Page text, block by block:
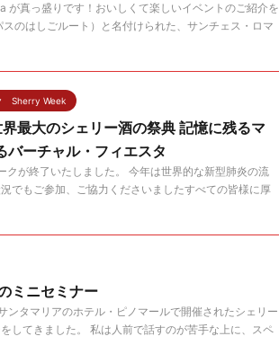
真っ盛りです！おいしくて楽しいイベントのご紹介を
のはしごルート）と名付けられた、サンチェス・ロマ
Sherry Week
最大のシェリー酒の祭典 記憶に残るマ
バーチャル・フィエスタ
クが終了いたしました。 今年は世界的な新型肺炎の流
でもご参加、ご協力くださいましたすべての皆様に厚
ミニセミナー
ンタマリアのホテル・ピノマールで開催されたシェリー
してきました。 私は人前で話すのが苦手な上に、スペ